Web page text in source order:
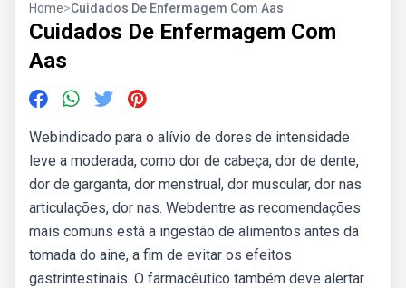
Home>Cuidados De Enfermagem Com Aas
Cuidados De Enfermagem Com
Aas
Webindicado para o alívio de dores de intensidade
leve a moderada, como dor de cabeça, dor de dente,
dor de garganta, dor menstrual, dor muscular, dor nas
articulações, dor nas. Webdentre as recomendações
mais comuns está a ingestão de alimentos antes da
tomada do aine, a fim de evitar os efeitos
gastrintestinais. O farmacêutico também deve alertar.